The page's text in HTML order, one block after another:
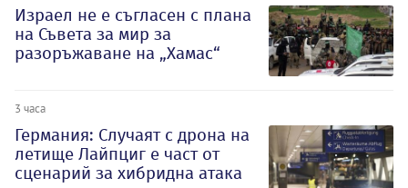
Израел не е съгласен с плана
на Съвета за мир за
разоръжаване на „Хамас“
3 часа
Германия: Случаят с дрона на
летище Лайпциг е част от
сценарий за хибридна атака